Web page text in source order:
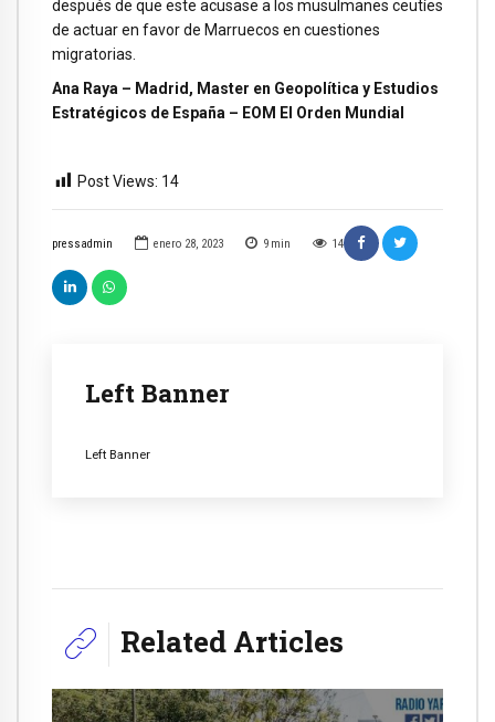
pressadmin enero 28, 2023 9 min 14
Left Banner
Left Banner
después de que este acusase a los musulmanes ceutíes
de actuar en favor de Marruecos en cuestiones
migratorias.
Ana Raya – Madrid, Master en Geopolítica y Estudios
Estratégicos de España – EOM El Orden Mundial
Post Views: 14
Related Articles